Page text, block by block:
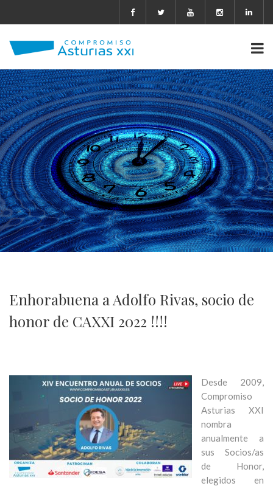
Enhorabuena a Adolfo Rivas, socio de
honor de CAXXI 2022 !!!!
Desde 2009,
Compromiso
Asturias XXI
nombra
anualmente a
sus Socios/as
de Honor,
elegidos en